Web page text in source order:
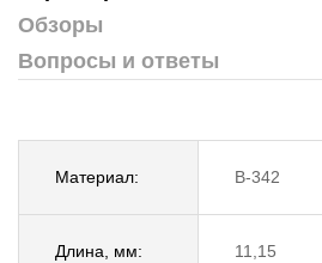
Обзоры
Вопросы и ответы
Материал: B-342
Длина, мм: 11,15